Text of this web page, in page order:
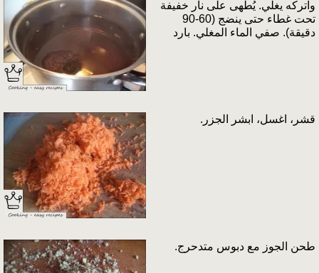
واتركه يغلي. يُطهى على نار خفيفة
تحت غطاء حتى ينضج (60-90
دقيقة). صفي الماء المغلي. بارد
قشر، اغسل، ابشر الجزر.
طحن الجوز مع دبوس متدحرج.